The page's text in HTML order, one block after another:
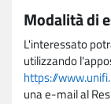
Modalità di
L'interessato
utilizzando
https://
una e-mail al